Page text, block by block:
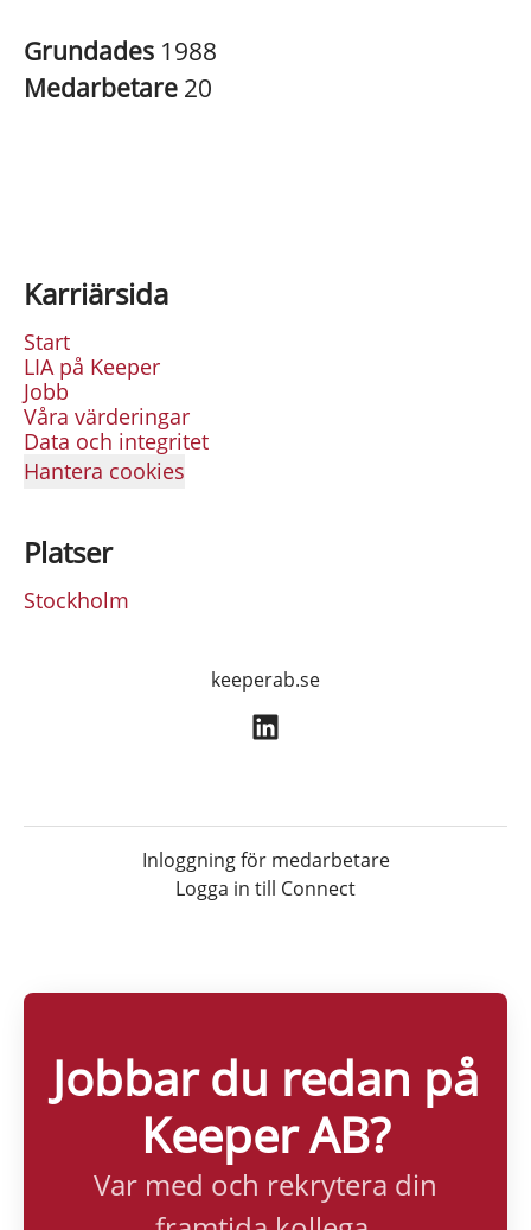
Grundades 1988
Medarbetare 20
Karriärsida
Start
LIA på Keeper
Jobb
Våra värderingar
Data och integritet
Hantera cookies
Platser
Stockholm
keeperab.se
Inloggning för medarbetare
Logga in till Connect
Jobbar du redan på
Keeper AB?
Var med och rekrytera din